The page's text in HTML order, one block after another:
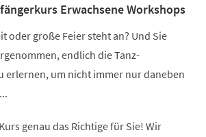
Erwachsene Workshops
oder große Feier steht an? Und Sie
endlich die Tanz-
erlernen, um nicht immer nur daneben
genau das Richtige für Sie! Wir